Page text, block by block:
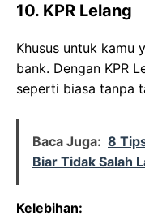
10. KPR Lelang
Khusus untuk kamu
bank. Dengan KPR
seperti biasa tanpa
Baca Juga: 8
Biar Tidak Salah
Kelebihan: